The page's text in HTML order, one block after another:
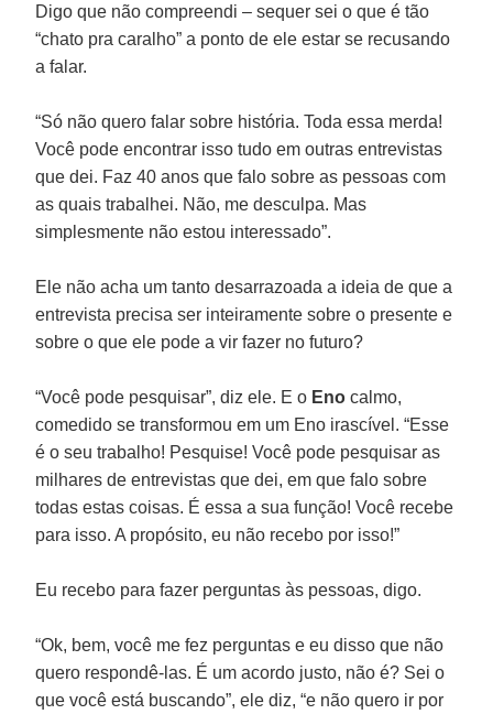
Digo que não compreendi – sequer sei o que é tão
“chato pra caralho” a ponto de ele estar se recusando
a falar.
“Só não quero falar sobre história. Toda essa merda!
Você pode encontrar isso tudo em outras entrevistas
que dei. Faz 40 anos que falo sobre as pessoas com
as quais trabalhei. Não, me desculpa. Mas
simplesmente não estou interessado”.
Ele não acha um tanto desarrazoada a ideia de que a
entrevista precisa ser inteiramente sobre o presente e
sobre o que ele pode a vir fazer no futuro?
“Você pode pesquisar”, diz ele. E o Eno calmo,
comedido se transformou em um Eno irascível. “Esse
é o seu trabalho! Pesquise! Você pode pesquisar as
milhares de entrevistas que dei, em que falo sobre
todas estas coisas. É essa a sua função! Você recebe
para isso. A propósito, eu não recebo por isso!”
Eu recebo para fazer perguntas às pessoas, digo.
“Ok, bem, você me fez perguntas e eu disso que não
quero respondê-las. É um acordo justo, não é? Sei o
que você está buscando”, ele diz, “e não quero ir por